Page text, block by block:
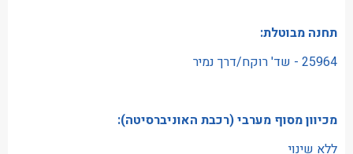
תחנה מבוטלת:
25964 - שד' רוקח/דרך נמיר
מכיוון מסוף מערבי (רכבת האוניברסיטה):
ללא שינוי